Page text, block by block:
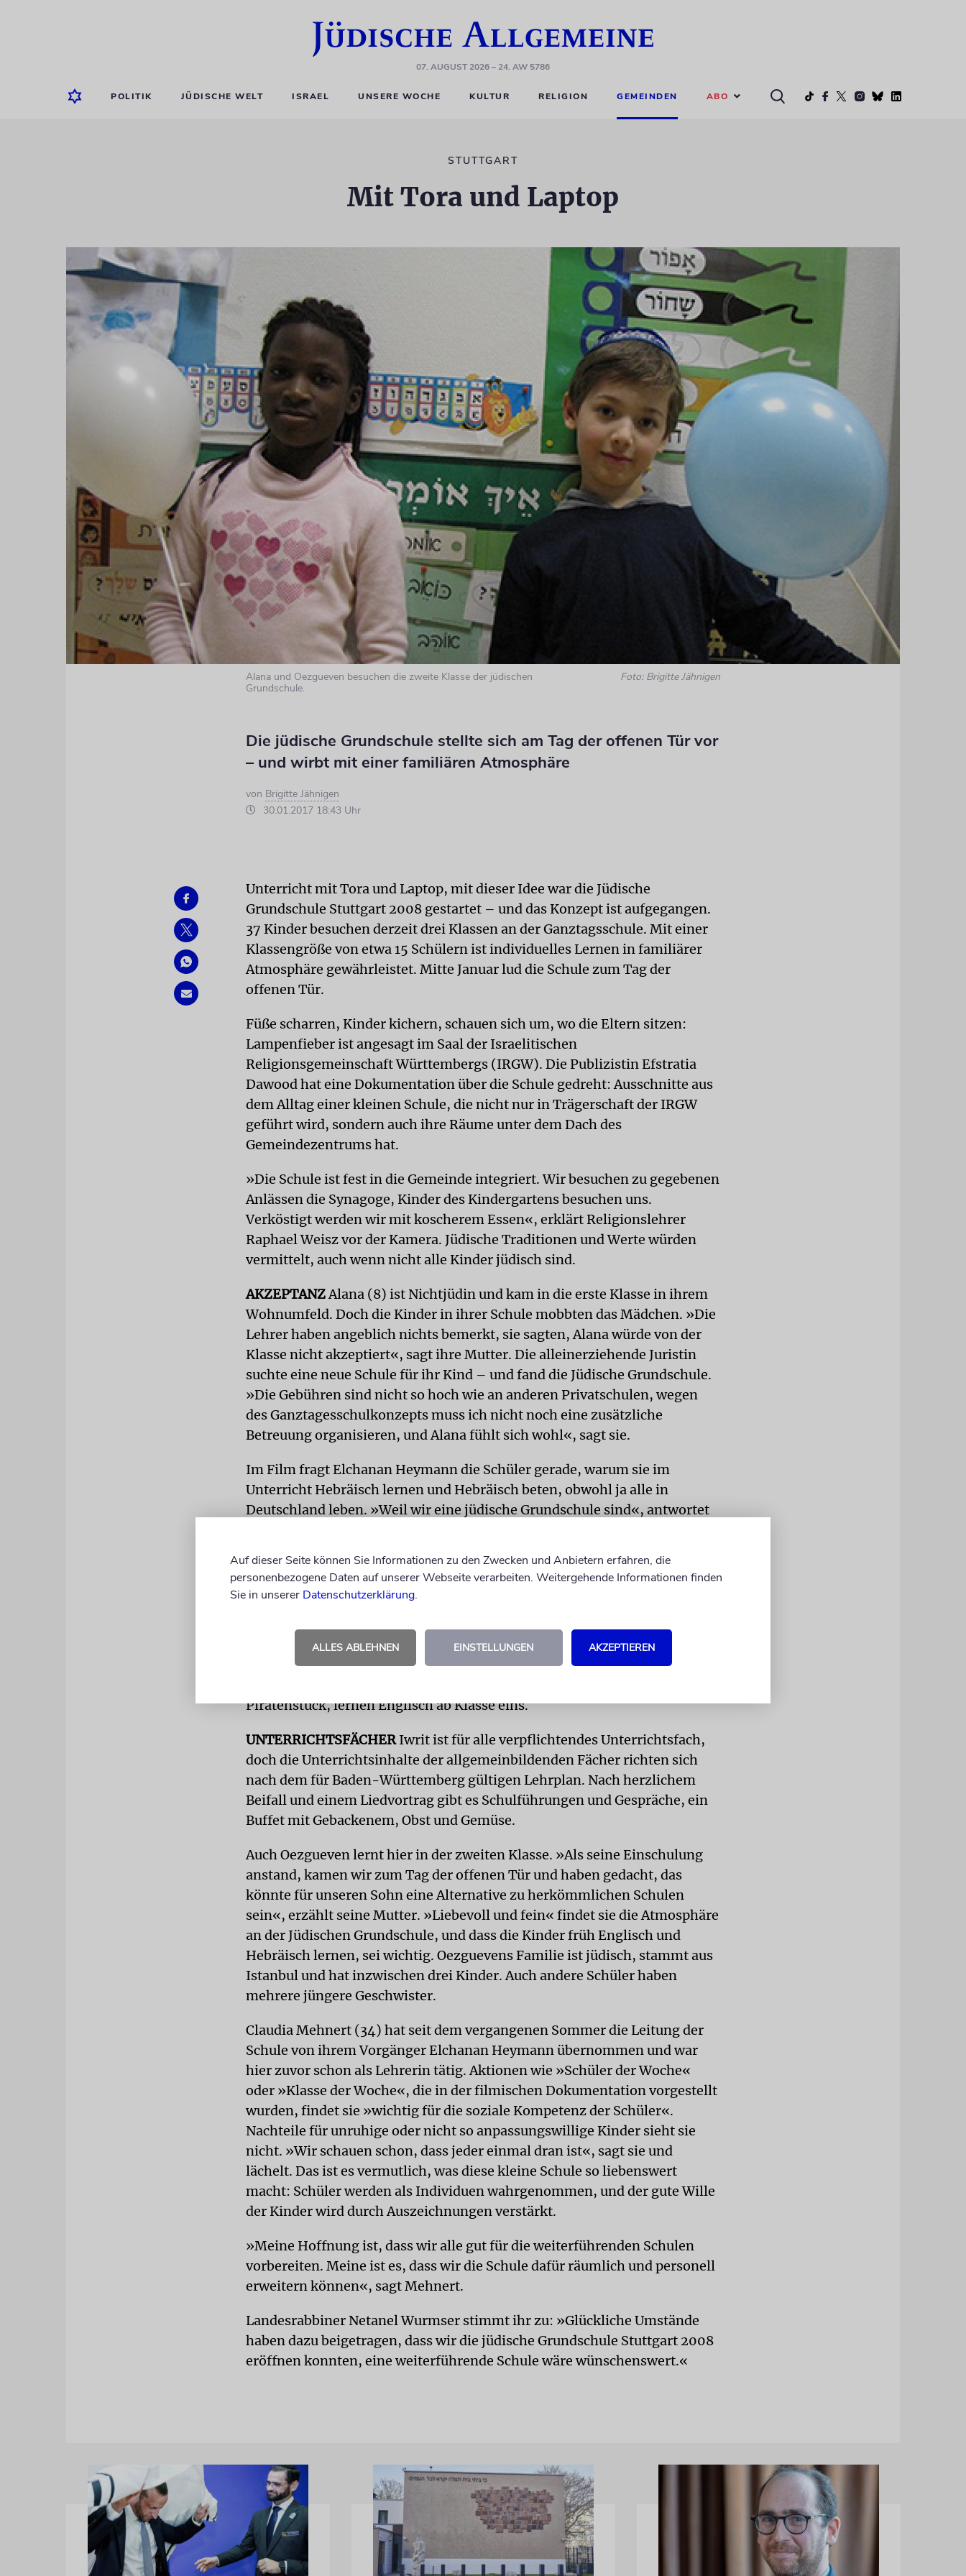
07. AUGUST 2026– 24. AW 5786
POLITIK JÜDISCHE WELT ISRAEL UNSERE WOCHE KULTUR RELIGION GEMEINDEN ABO
STUTTGART
Mit Tora und Laptop
Alana und Oezgueven besuchen die zweite Klasse der jüdischen
Grundschule.
Foto: Brigitte Jähnigen
Die jüdische Grundschule stellte sich am Tag der offenen Tür vor
– und wirbt mit einer familiären Atmosphäre
von Brigitte Jähnigen
30.01.2017 18:43 Uhr
Unterricht mit Tora und Laptop, mit dieser Idee war die Jüdische
Grundschule Stuttgart 2008 gestartet – und das Konzept ist aufgegangen.
37 Kinder besuchen derzeit drei Klassen an der Ganztagsschule. Mit einer
Klassengröße von etwa 15 Schülern ist individuelles Lernen in familiärer
Atmosphäre gewährleistet. Mitte Januar lud die Schule zum Tag der
offenen Tür.
Füße scharren, Kinder kichern, schauen sich um, wo die Eltern sitzen:
Lampenfieber ist angesagt im Saal der Israelitischen
Religionsgemeinschaft Württembergs (IRGW). Die Publizistin Efstratia
Dawood hat eine Dokumentation über die Schule gedreht: Ausschnitte aus
dem Alltag einer kleinen Schule, die nicht nur in Trägerschaft der IRGW
geführt wird, sondern auch ihre Räume unter dem Dach des
Gemeindezentrums hat.
»Die Schule ist fest in die Gemeinde integriert. Wir besuchen zu gegebenen
Anlässen die Synagoge, Kinder des Kindergartens besuchen uns.
Verköstigt werden wir mit koscherem Essen«, erklärt Religionslehrer
Raphael Weisz vor der Kamera. Jüdische Traditionen und Werte würden
vermittelt, auch wenn nicht alle Kinder jüdisch sind.
AKZEPTANZAlana (8) ist Nichtjüdin und kam in die erste Klasse in ihrem
Wohnumfeld. Doch die Kinder in ihrer Schule mobbten das Mädchen. »Die
Lehrer haben angeblich nichts bemerkt, sie sagten, Alana würde von der
Klasse nicht akzeptiert«, sagt ihre Mutter. Die alleinerziehende Juristin
suchte eine neue Schule für ihr Kind – und fand die Jüdische Grundschule.
»Die Gebühren sind nicht so hoch wie an anderen Privatschulen, wegen
des Ganztagesschulkonzepts muss ich nicht noch eine zusätzliche
Betreuung organisieren, und Alana fühlt sich wohl«, sagt sie.
Im Film fragt Elchanan Heymann die Schüler gerade, warum sie im
Unterricht Hebräisch lernen und Hebräisch beten, obwohl ja alle in
Deutschland leben. »Weil wir eine jüdische Grundschule sind«, antwortet
Heymann war nach Landesrabbiner Netanel Wurmser der zweite
Schulleiter. Ein Seder wird vorbereitet, Zutaten und Anordnung auf dem
Sederteller werden erklärt, später die hart gekochten Eier gepellt. Kichern
einfach – und Mazzeknabbern nicht jedermanns Freude. Spielerisch
lernen die Schüler den Umgang mit Zahlen am PC, neugierig gehen sie auf
Piratenstück, lernen Englisch ab Klasse eins.
UNTERRICHTSFÄCHERIwrit ist für alle verpflichtendes Unterrichtsfach,
doch die Unterrichtsinhalte der allgemeinbildenden Fächer richten sich
nach dem für Baden-Württemberg gültigen Lehrplan. Nach herzlichem
Beifall und einem Liedvortrag gibt es Schulführungen und Gespräche, ein
Buffet mit Gebackenem, Obst und Gemüse.
Auch Oezgueven lernt hier in der zweiten Klasse. »Als seine Einschulung
anstand, kamen wir zum Tag der offenen Tür und haben gedacht, das
könnte für unseren Sohn eine Alternative zu herkömmlichen Schulen
sein«, erzählt seine Mutter. »Liebevoll und fein« findet sie die Atmosphäre
an der Jüdischen Grundschule, und dass die Kinder früh Englisch und
Hebräisch lernen, sei wichtig. Oezguevens Familie ist jüdisch, stammt aus
Istanbul und hat inzwischen drei Kinder. Auch andere Schüler haben
mehrere jüngere Geschwister.
Claudia Mehnert (34) hat seit dem vergangenen Sommer die Leitung der
Schule von ihrem Vorgänger Elchanan Heymann übernommen und war
hier zuvor schon als Lehrerin tätig. Aktionen wie »Schüler der Woche«
oder »Klasse der Woche«, die in der filmischen Dokumentation vorgestellt
wurden, findet sie »wichtig für die soziale Kompetenz der Schüler«.
Nachteile für unruhige oder nicht so anpassungswillige Kinder sieht sie
nicht. »Wir schauen schon, dass jeder einmal dran ist«, sagt sie und
lächelt. Das ist es vermutlich, was diese kleine Schule so liebenswert
macht: Schüler werden als Individuen wahrgenommen, und der gute Wille
der Kinder wird durch Auszeichnungen verstärkt.
»Meine Hoffnung ist, dass wir alle gut für die weiterführenden Schulen
vorbereiten. Meine ist es, dass wir die Schule dafür räumlich und personell
erweitern können«, sagt Mehnert.
Landesrabbiner Netanel Wurmser stimmt ihr zu: »Glückliche Umstände
haben dazu beigetragen, dass wir die jüdische Grundschule Stuttgart 2008
eröffnen konnten, eine weiterführende Schule wäre wünschenswert.«
Auf dieser Seite können Sie Informationen zu den Zwecken und Anbietern erfahren, die
personenbezogene Daten auf unserer Webseite verarbeiten. Weitergehende Informationen finden
Sie in unserer Datenschutzerklärung.
ALLES ABLEHNEN EINSTELLUNGEN AKZEPTIEREN